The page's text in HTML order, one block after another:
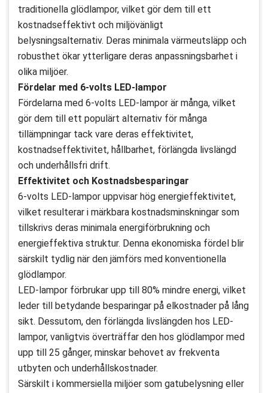
traditionella glödlampor, vilket gör dem till ett
kostnadseffektivt och miljövänligt
belysningsalternativ. Deras minimala värmeutsläpp och
robusthet ökar ytterligare deras anpassningsbarhet i
olika miljöer.
Fördelar med 6-volts LED-lampor
Fördelarna med 6-volts LED-lampor är många, vilket
gör dem till ett populärt alternativ för många
tillämpningar tack vare deras effektivitet,
kostnadseffektivitet, hållbarhet, förlängda livslängd
och underhållsfri drift.
Effektivitet och Kostnadsbesparingar
6-volts LED-lampor uppvisar hög energieffektivitet,
vilket resulterar i märkbara kostnadsminskningar som
tillskrivs deras minimala energiförbrukning och
energieffektiva struktur. Denna ekonomiska fördel blir
särskilt tydlig när den jämförs med konventionella
glödlampor.
LED-lampor förbrukar upp till 80% mindre energi, vilket
leder till betydande besparingar på elkostnader på lång
sikt. Dessutom, den förlängda livslängden hos LED-
lampor, vanligtvis överträffar den hos glödlampor med
upp till 25 gånger, minskar behovet av frekventa
utbyten och underhållskostnader.
Särskilt i kommersiella miljöer som gatubelysning eller